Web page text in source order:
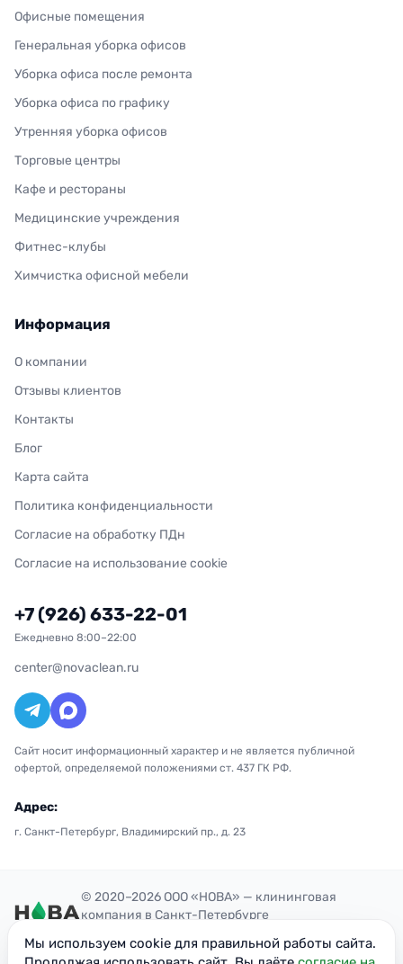
Офисные помещения
Генеральная уборка офисов
Уборка офиса после ремонта
Уборка офиса по графику
Утренняя уборка офисов
Торговые центры
Кафе и рестораны
Медицинские учреждения
Фитнес-клубы
Химчистка офисной мебели
Информация
О компании
Отзывы клиентов
Контакты
Блог
Карта сайта
Политика конфиденциальности
Согласие на обработку ПДн
Согласие на использование cookie
+7 (926) 633-22-01
Ежедневно 8:00–22:00
center@novaclean.ru
Сайт носит информационный характер и не является публичной
офертой, определяемой положениями ст. 437 ГК РФ.
Адрес:
г. Санкт-Петербург, Владимирский пр., д. 23
© 2020–2026 ООО «НОВА» — клининговая
компания в Санкт-Петербурге
ОГРН: 1207700300851
Мы используем cookie для правильной работы сайта.